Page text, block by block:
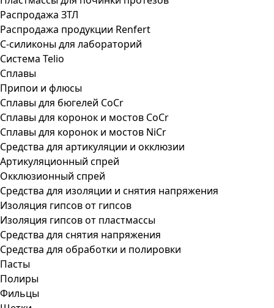
Распродажа ЗТЛ
Распродажа продукции Renfert
С-силиконы для лабораторий
Система Telio
Сплавы
Припои и флюсы
Сплавы для бюгелей CoCr
Сплавы для коронок и мостов CoCr
Сплавы для коронок и мостов NiCr
Средства для артикуляции и окклюзии
Артикуляционный спрей
Окклюзионный спрей
Средства для изоляции и снятия напряжения
Изоляция гипсов от гипсов
Изоляция гипсов от пластмассы
Средства для снятия напряжения
Средства для обработки и полировки
Пасты
Полиры
Фильцы